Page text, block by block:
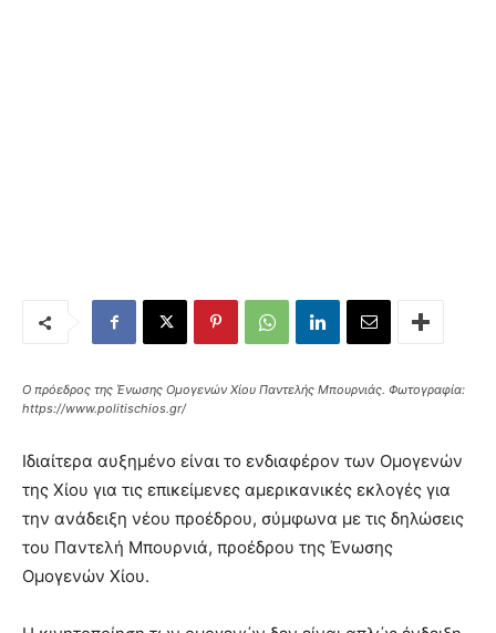
Ο πρόεδρος της Ένωσης Ομογενών Χίου Παντελής Μπουρνιάς. Φωτογραφία:
https://www.politischios.gr/
Ιδιαίτερα αυξημένο είναι το ενδιαφέρον των Ομογενών
της Χίου για τις επικείμενες αμερικανικές εκλογές για
την ανάδειξη νέου προέδρου, σύμφωνα με τις δηλώσεις
του Παντελή Μπουρνιά, προέδρου της Ένωσης
Ομογενών Χίου.